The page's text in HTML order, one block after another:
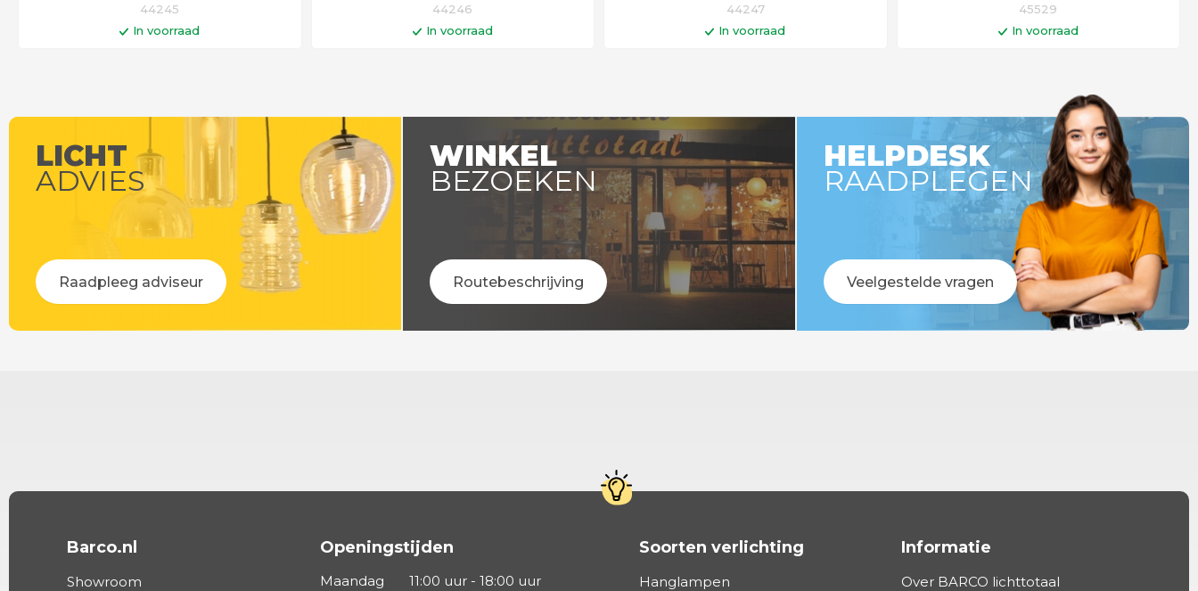
44245
In voorraad
44246
In voorraad
44247
In voorraad
45529
In voorraad
Op werkdagen voor 14:00 uur besteld =
vandaag verstuurd!
LICHT
ADVIES
Raadpleeg adviseur
WINKEL
BEZOEKEN
Routebeschrijving
HELPDESK
RAADPLEGEN
Veelgestelde vragen
Barco.nl
Showroom
Openingstijden
Maandag 11:00 uur - 18:00 uur
Soorten verlichting
Hanglampen
Informatie
Over BARCO lichttotaal